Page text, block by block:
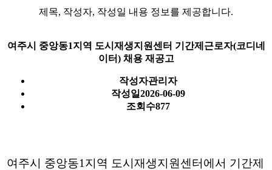
제목, 작성자, 작성일 내용 정보를 제공합니다.
여주시 중앙동1지역 도시재생지원센터 기간제근로자(코디네
이터) 채용 재공고
작성자관리자
작성일2026-06-09
조회수877
여주시 중앙동1지역 도시재생지원센터에서 기간제